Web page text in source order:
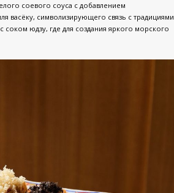
соевого соуса с добавлением
васёку, символизирующего связь с традициями
юдзу, где для создания яркого морского